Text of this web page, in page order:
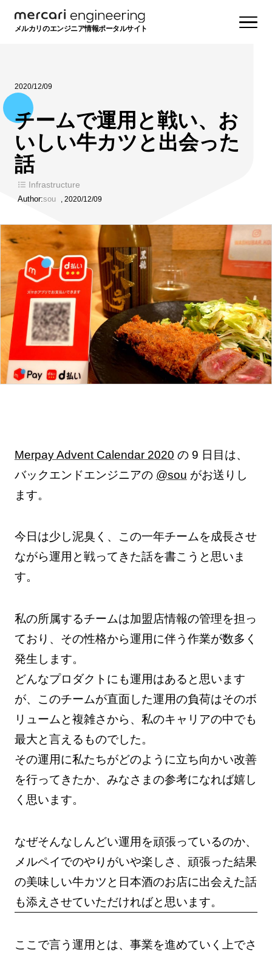
メルカリのエンジニア情報ポータルサイト
2020/12/09
チームで運用と戦い、お
いしい牛カツと出会った
話
Infrastructure
Author:sou , 2020/12/09
Merpay Advent Calendar 2020 の 9 日目は、
バックエンドエンジニアの @sou がお送りし
ます。
今日は少し泥臭く、この一年チームを成長させ
ながら運用と戦ってきた話を書こうと思いま
す。
私の所属するチームは加盟店情報の管理を担っ
ており、その性格から運用に伴う作業が数多く
発生します。
どんなプロダクトにも運用はあると思います
が、このチームが直面した運用の負荷はそのボ
リュームと複雑さから、私のキャリアの中でも
最大と言えるものでした。
その運用に私たちがどのように立ち向かい改善
を行ってきたか、みなさまの参考になれば嬉し
く思います。
なぜそんなしんどい運用を頑張っているのか、
メルペイでのやりがいや楽しさ、頑張った結果
の美味しい牛カツと日本酒のお店に出会えた話
も添えさせていただければと思います。
ここで言う運用とは、事業を進めていく上でさ